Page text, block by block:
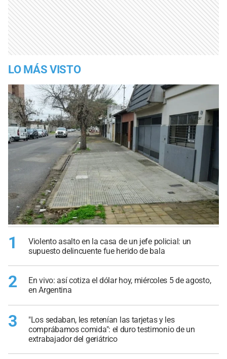
LO MÁS VISTO
1
Violento asalto en la casa de un jefe policial: un
supuesto delincuente fue herido de bala
2
En vivo: así cotiza el dólar hoy, miércoles 5 de agosto,
en Argentina
3
"Los sedaban, les retenían las tarjetas y les
comprábamos comida": el duro testimonio de un
extrabajador del geriátrico